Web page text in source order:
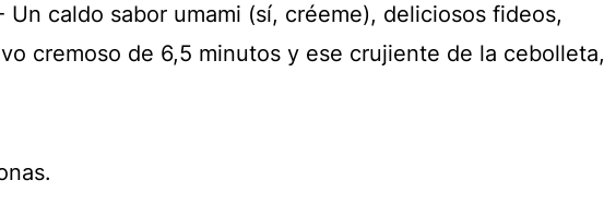
Un caldo sabor umami (sí, créeme), deliciosos fideos,
cremoso de 6,5 minutos y ese crujiente de la cebolleta,